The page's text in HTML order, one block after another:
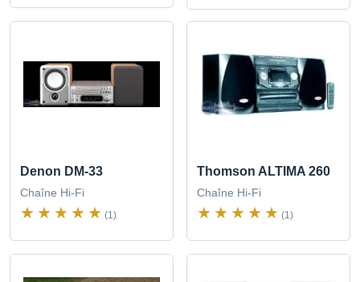
Denon DM-33
Chaîne Hi-Fi
(1)
Thomson ALTIMA 260
Chaîne Hi-Fi
(1)